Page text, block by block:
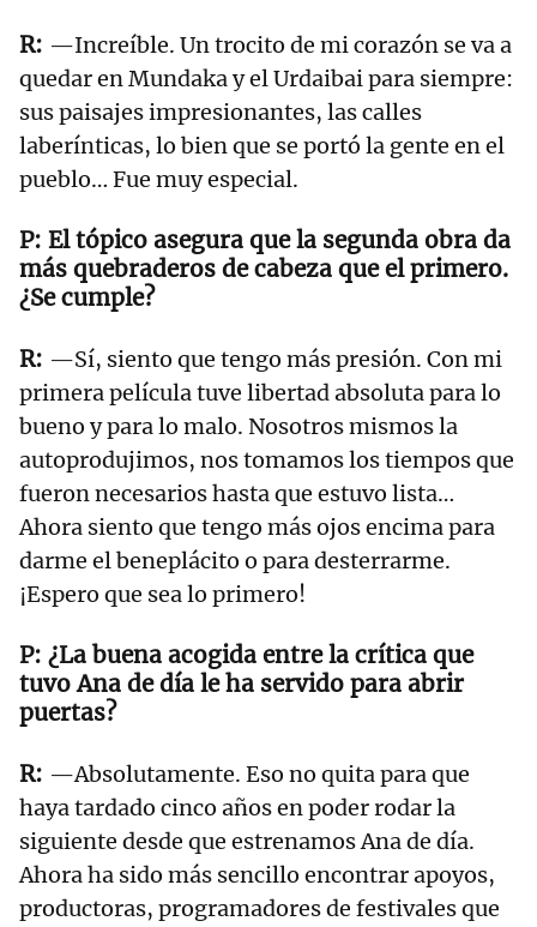
—Increíble. Un trocito de mi corazón se va a
quedar en Mundaka y el Urdaibai para siempre:
sus paisajes impresionantes, las calles
laberínticas, lo bien que se portó la gente en el
pueblo… Fue muy especial.
El tópico asegura que la segunda obra da
más quebraderos de cabeza que el primero.
¿Se cumple?
—Sí, siento que tengo más presión. Con mi
primera película tuve libertad absoluta para lo
bueno y para lo malo. Nosotros mismos la
autoprodujimos, nos tomamos los tiempos que
fueron necesarios hasta que estuvo lista…
Ahora siento que tengo más ojos encima para
darme el beneplácito o para desterrarme.
¡Espero que sea lo primero!
¿La buena acogida entre la crítica que
tuvo Ana de día le ha servido para abrir
puertas?
—Absolutamente. Eso no quita para que
haya tardado cinco años en poder rodar la
siguiente desde que estrenamos Ana de día.
Ahora ha sido más sencillo encontrar apoyos,
productoras, programadores de festivales que